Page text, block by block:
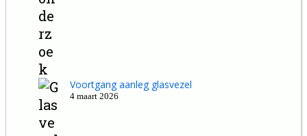
Voortgang aanleg glasvezel
4 maart 2026